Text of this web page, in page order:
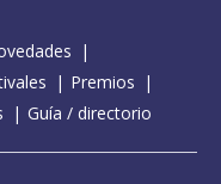
Premios
Guía / directorio